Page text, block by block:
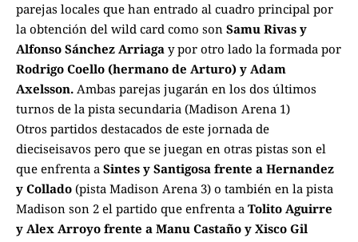
parejas locales que han entrado al cuadro principal por
la obtención del wild card como son Samu Rivas y
Alfonso Sánchez Arriaga y por otro lado la formada por
Rodrigo Coello (hermano de Arturo) y Adam
Axelsson. Ambas parejas jugarán en los dos últimos
turnos de la pista secundaria (Madison Arena 1)
Otros partidos destacados de este jornada de
dieciseisavos pero que se juegan en otras pistas son el
que enfrenta a Sintes y Santigosa frente a Hernandez
y Collado (pista Madison Arena 3) o también en la pista
Madison son 2 el partido que enfrenta a Tolito Aguirre
y Alex Arroyo frente a Manu Castaño y Xisco Gil